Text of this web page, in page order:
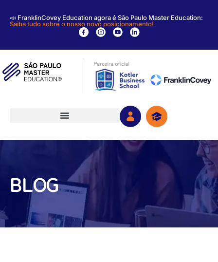
📣 FranklinCovey Education agora é São Paulo Master Education:
Saiba tudo sobre o nosso novo posicionamento!
BLOG